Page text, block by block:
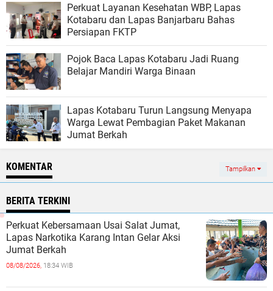
Perkuat Layanan Kesehatan WBP, Lapas
Kotabaru dan Lapas Banjarbaru Bahas
Persiapan FKTP
Pojok Baca Lapas Kotabaru Jadi Ruang
Belajar Mandiri Warga Binaan
Lapas Kotabaru Turun Langsung Menyapa
Warga Lewat Pembagian Paket Makanan
Jumat Berkah
KOMENTAR Tampilkan
BERITA TERKINI
Perkuat Kebersamaan Usai Salat Jumat,
Lapas Narkotika Karang Intan Gelar Aksi
Jumat Berkah
08/08/2026, 18:34 WIB